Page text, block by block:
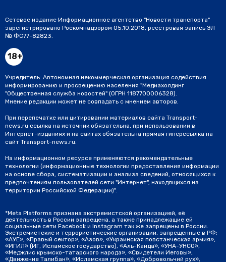
Сетевое издание Информационное агентство "Новости транспорта"
зарегистрировано Роскомнадзором 05.10.2018, реестровая запись ЭЛ
№ ФС77-82823.
18+
Учредитель: Автономная некоммерческая организация содействия
информированию и просвещению населения "Медиахолдинг
"Общественная служба новостей" (ОГРН 1187700006328).
Мнение редакции может не совпадать с мнением авторов.
При перепечатке или цитировании материалов сайта Transport-
news.ru ссылка на источник обязательна, при использовании в
Интернет-изданиях и на сайтах обязательна прямая гиперссылка на
сайт Transport-news.ru.
На информационном ресурсе применяются рекомендательные
технологии (информационные технологии предоставления информации
на основе сбора, систематизации и анализа сведений, относящихся к
предпочтениям пользователей сети "Интернет", находящихся на
территории Российской Федерации)".
*Meta Platforms признана экстремистской организацией, её
деятельность в России запрещена, а также принадлежащие ей
социальные сети Facebook и Instagram так же запрещены в России.
Экстремистские и террористические организации, запрещенные в РФ:
«АУЕ», «Правый сектор», «Азов», «Украинская повстанческая армия»,
«ИГИЛ» (ИГ, Исламское государство), «Аль-Каида», «УНА-УНСО»,
«Меджлис крымско-татарского народа», «Свидетели Иеговы»,
«Движение Талибан», «Исламская группа», «Добровольчий рух»,